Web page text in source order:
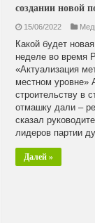
создании новой
15/06/2022
Какой будет
неделе во время
«Актуализация
местном уровне»
строительству в
отмашку дали –
сказал
лидеров партии
Далей »